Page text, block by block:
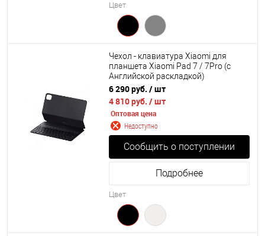
Цвет
Чехол - клавиатура Xiaomi для
планшета Xiaomi Pad 7 / 7Pro (с
Английской раскладкой)
6 290 руб. / шт
4 810 руб. / шт
Оптовая цена
Недоступно
Сообщить о поступлении
Подробнее
Цвет